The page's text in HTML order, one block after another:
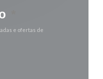
e ofertas de